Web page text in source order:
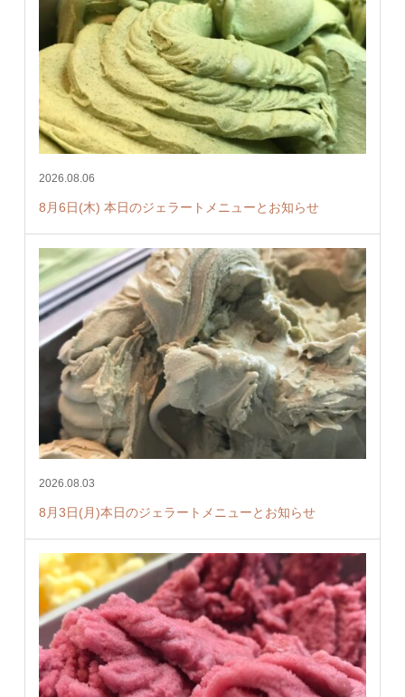
2026.08.06
8月6日(木) 本日のジェラートメニューとお知らせ
2026.08.03
8月3日(月)本日のジェラートメニューとお知らせ